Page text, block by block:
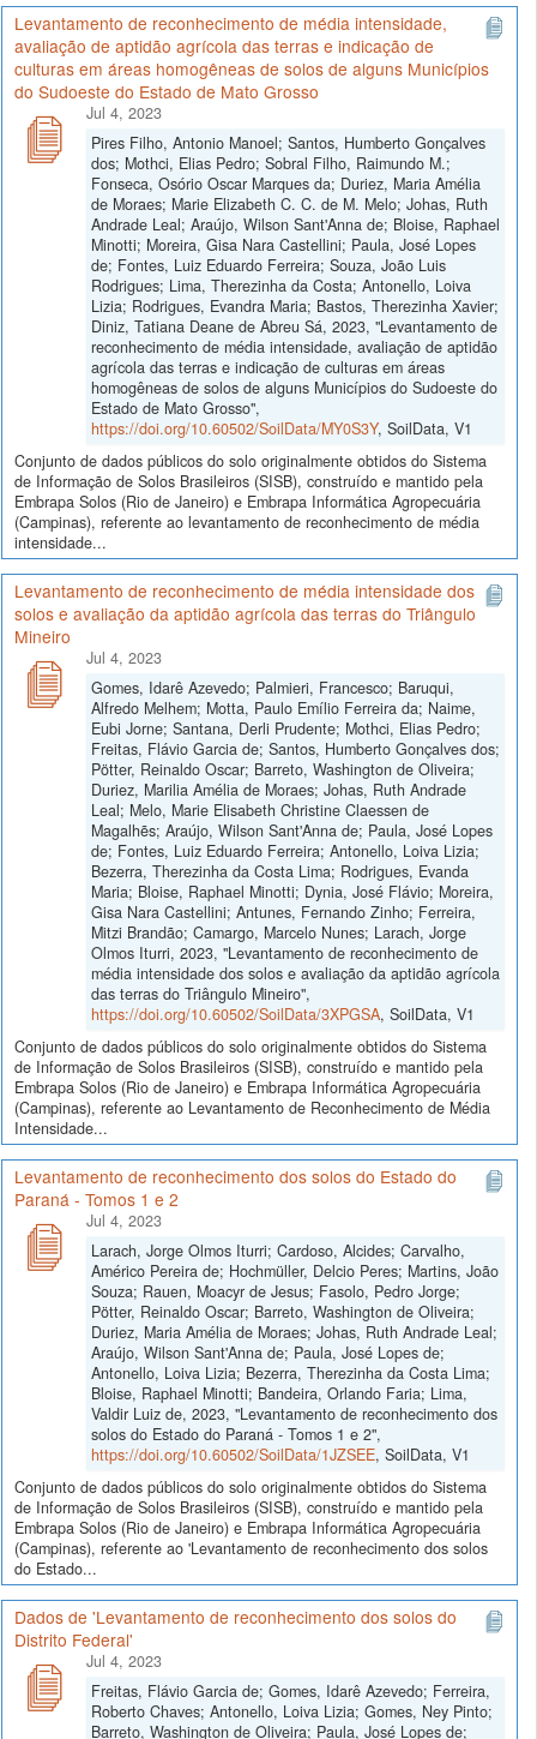
Levantamento de reconhecimento de média intensidade,
avaliação de aptidão agrícola das terras e indicação de
culturas em áreas homogêneas de solos de alguns Municípios
do Sudoeste do Estado de Mato Grosso
Jul 4, 2023
Pires Filho, Antonio Manoel; Santos, Humberto Gonçalves
dos; Mothci, Elias Pedro; Sobral Filho, Raimundo M.;
Fonseca, Osório Oscar Marques da; Duriez, Maria Amélia
de Moraes; Marie Elizabeth C. C. de M. Melo; Johas, Ruth
Andrade Leal; Araújo, Wilson Sant'Anna de; Bloise, Raphael
Minotti; Moreira, Gisa Nara Castellini; Paula, José Lopes
de; Fontes, Luiz Eduardo Ferreira; Souza, João Luis
Rodrigues; Lima, Therezinha da Costa; Antonello, Loiva
Lizia; Rodrigues, Evandra Maria; Bastos, Therezinha Xavier;
Diniz, Tatiana Deane de Abreu Sá, 2023, "Levantamento de
reconhecimento de média intensidade, avaliação de aptidão
agrícola das terras e indicação de culturas em áreas
homogêneas de solos de alguns Municípios do Sudoeste do
Estado de Mato Grosso",
https://doi.org/10.60502/SoilData/MY0S3Y, SoilData, V1
Conjunto de dados públicos do solo originalmente obtidos do Sistema
de Informação de Solos Brasileiros (SISB), construído e mantido pela
Embrapa Solos (Rio de Janeiro) e Embrapa Informática Agropecuária
(Campinas), referente ao levantamento de reconhecimento de média
intensidade...
Levantamento de reconhecimento de média intensidade dos
solos e avaliação da aptidão agrícola das terras do Triângulo
Mineiro
Jul 4, 2023
Gomes, Idarê Azevedo; Palmieri, Francesco; Baruqui,
Alfredo Melhem; Motta, Paulo Emílio Ferreira da; Naime,
Eubi Jorne; Santana, Derli Prudente; Mothci, Elias Pedro;
Freitas, Flávio Garcia de; Santos, Humberto Gonçalves dos;
Pötter, Reinaldo Oscar; Barreto, Washington de Oliveira;
Duriez, Marilia Amélia de Moraes; Johas, Ruth Andrade
Leal; Melo, Marie Elisabeth Christine Claessen de
Magalhẽs; Araújo, Wilson Sant'Anna de; Paula, José Lopes
de; Fontes, Luiz Eduardo Ferreira; Antonello, Loiva Lizia;
Bezerra, Therezinha da Costa Lima; Rodrigues, Evanda
Maria; Bloise, Raphael Minotti; Dynia, José Flávio; Moreira,
Gisa Nara Castellini; Antunes, Fernando Zinho; Ferreira,
Mitzi Brandão; Camargo, Marcelo Nunes; Larach, Jorge
Olmos Iturri, 2023, "Levantamento de reconhecimento de
média intensidade dos solos e avaliação da aptidão agrícola
das terras do Triângulo Mineiro",
https://doi.org/10.60502/SoilData/3XPGSA, SoilData, V1
Conjunto de dados públicos do solo originalmente obtidos do Sistema
de Informação de Solos Brasileiros (SISB), construído e mantido pela
Embrapa Solos (Rio de Janeiro) e Embrapa Informática Agropecuária
(Campinas), referente ao Levantamento de Reconhecimento de Média
Intensidade...
Levantamento de reconhecimento dos solos do Estado do
Paraná - Tomos 1 e 2
Jul 4, 2023
Larach, Jorge Olmos Iturri; Cardoso, Alcides; Carvalho,
Américo Pereira de; Hochmüller, Delcio Peres; Martins, João
Souza; Rauen, Moacyr de Jesus; Fasolo, Pedro Jorge;
Pötter, Reinaldo Oscar; Barreto, Washington de Oliveira;
Duriez, Maria Amélia de Moraes; Johas, Ruth Andrade Leal;
Araújo, Wilson Sant'Anna de; Paula, José Lopes de;
Antonello, Loiva Lizia; Bezerra, Therezinha da Costa Lima;
Bloise, Raphael Minotti; Bandeira, Orlando Faria; Lima,
Valdir Luiz de, 2023, "Levantamento de reconhecimento dos
solos do Estado do Paraná - Tomos 1 e 2",
https://doi.org/10.60502/SoilData/1JZSEE, SoilData, V1
Conjunto de dados públicos do solo originalmente obtidos do Sistema
de Informação de Solos Brasileiros (SISB), construído e mantido pela
Embrapa Solos (Rio de Janeiro) e Embrapa Informática Agropecuária
(Campinas), referente ao 'Levantamento de reconhecimento dos solos
do Estado...
Dados de 'Levantamento de reconhecimento dos solos do
Distrito Federal'
Jul 4, 2023
Freitas, Flávio Garcia de; Gomes, Idarê Azevedo; Ferreira,
Roberto Chaves; Antonello, Loiva Lizia; Gomes, Ney Pinto;
Barreto, Washington de Oliveira; Paula, José Lopes de;